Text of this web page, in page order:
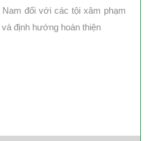
đối với các tội xâm phạm
định hướng hoàn thiện